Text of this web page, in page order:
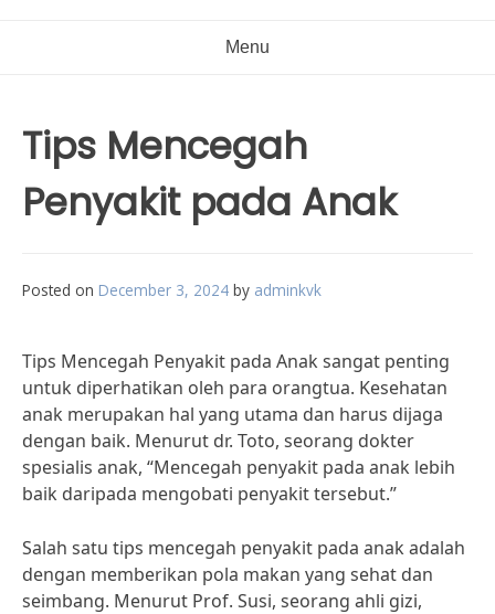
Menu
Tips Mencegah
Penyakit pada Anak
Posted on December 3, 2024 by adminkvk
Tips Mencegah Penyakit pada Anak sangat penting
untuk diperhatikan oleh para orangtua. Kesehatan
anak merupakan hal yang utama dan harus dijaga
dengan baik. Menurut dr. Toto, seorang dokter
spesialis anak, “Mencegah penyakit pada anak lebih
baik daripada mengobati penyakit tersebut.”
Salah satu tips mencegah penyakit pada anak adalah
dengan memberikan pola makan yang sehat dan
seimbang. Menurut Prof. Susi, seorang ahli gizi,